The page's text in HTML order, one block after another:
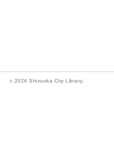
c 2024 Shizuoka City Library.